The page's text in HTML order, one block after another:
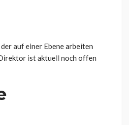
auf einer Ebene arbeiten
ist aktuell noch offen